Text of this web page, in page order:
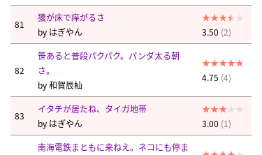
81
猿が床で痒がるさ
by はぎやん 3.50 (2)
82
笹あると普段パクパク。パンダ太る朝
さ。
by和賀辰杣
4.75 (4)
83
イタチが居たね、タイガ地帯
by はぎやん 3.00 (1)
南海電鉄まともに来ねえ。ネコにも停ま